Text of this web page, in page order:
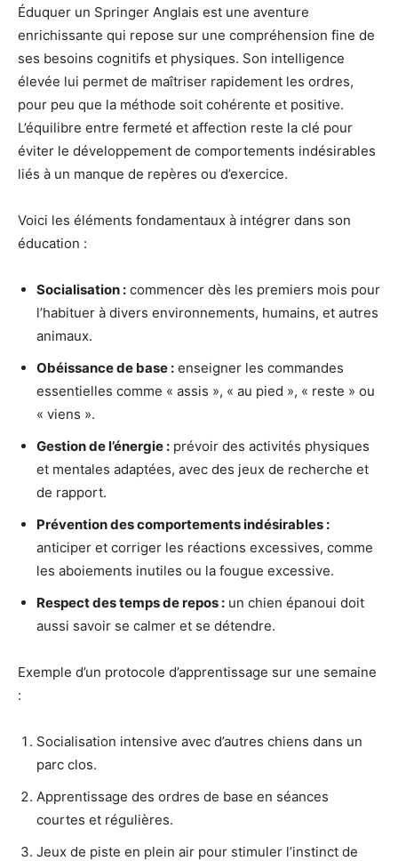
Éduquer un Springer Anglais est une aventure
enrichissante qui repose sur une compréhension fine de
ses besoins cognitifs et physiques. Son intelligence
élevée lui permet de maîtriser rapidement les ordres,
pour peu que la méthode soit cohérente et positive.
L’équilibre entre fermeté et affection reste la clé pour
éviter le développement de comportements indésirables
liés à un manque de repères ou d’exercice.
Voici les éléments fondamentaux à intégrer dans son
éducation :
Socialisation : commencer dès les premiers mois pour
l’habituer à divers environnements, humains, et autres
animaux.
Obéissance de base : enseigner les commandes
essentielles comme « assis », « au pied », « reste » ou
« viens ».
Gestion de l’énergie : prévoir des activités physiques
et mentales adaptées, avec des jeux de recherche et
de rapport.
Prévention des comportements indésirables :
anticiper et corriger les réactions excessives, comme
les aboiements inutiles ou la fougue excessive.
Respect des temps de repos : un chien épanoui doit
aussi savoir se calmer et se détendre.
Exemple d’un protocole d’apprentissage sur une semaine
:
Socialisation intensive avec d’autres chiens dans un
parc clos.
Apprentissage des ordres de base en séances
courtes et régulières.
Jeux de piste en plein air pour stimuler l’instinct de